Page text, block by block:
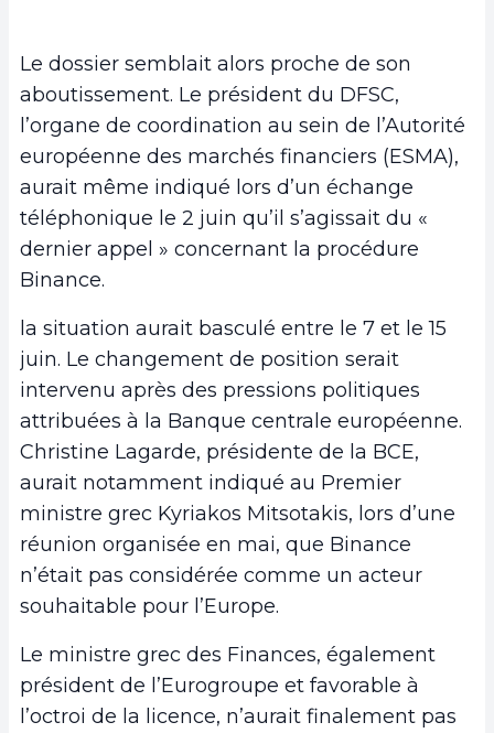
Le dossier semblait alors proche de son
aboutissement. Le président du DFSC,
l’organe de coordination au sein de l’Autorité
européenne des marchés financiers (ESMA),
aurait même indiqué lors d’un échange
téléphonique le 2 juin qu’il s’agissait du «
dernier appel » concernant la procédure
Binance.
la situation aurait basculé entre le 7 et le 15
juin. Le changement de position serait
intervenu après des pressions politiques
attribuées à la Banque centrale européenne.
Christine Lagarde, présidente de la BCE,
aurait notamment indiqué au Premier
ministre grec Kyriakos Mitsotakis, lors d’une
réunion organisée en mai, que Binance
n’était pas considérée comme un acteur
souhaitable pour l’Europe.
Le ministre grec des Finances, également
président de l’Eurogroupe et favorable à
l’octroi de la licence, n’aurait finalement pas